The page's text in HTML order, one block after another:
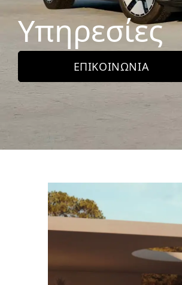
Υπηρεσίες
ΕΠΙΚΟΙΝΩΝΊΑ